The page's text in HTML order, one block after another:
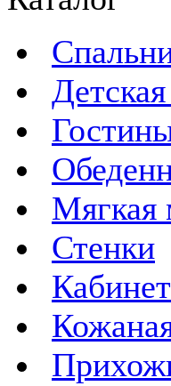
Мягкая
Стенки